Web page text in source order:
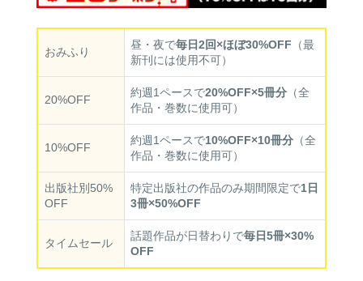
おみふり
昼・夜で毎日2回×ほぼ30%OFF （最
新刊には使用不可）
20%OFF
約週1ペースで20%OFF×5冊分 （全
作品・巻数に使用可）
10%OFF
約週1ペースで10%OFF×10冊分 （全
作品・巻数に使用可）
出版社別50%
OFF
特定出版社の作品のみ期間限定で1日
3冊×50%OFF
タイムセール
話題作品が日替わりで毎日5冊×30%
OFF